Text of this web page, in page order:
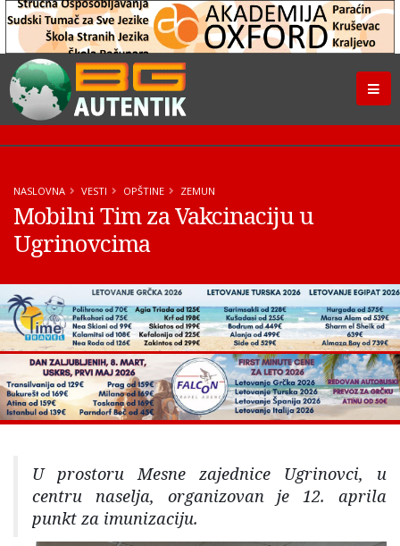
NASLOVNA VESTI OPŠTINE ZEMUN
Mobilni Tim za Vakcinaciju u
Ugrinovcima
U prostoru Mesne zajednice Ugrinovci, u
centru naselja, organizovan je 12. aprila
punkt za imunizaciju.